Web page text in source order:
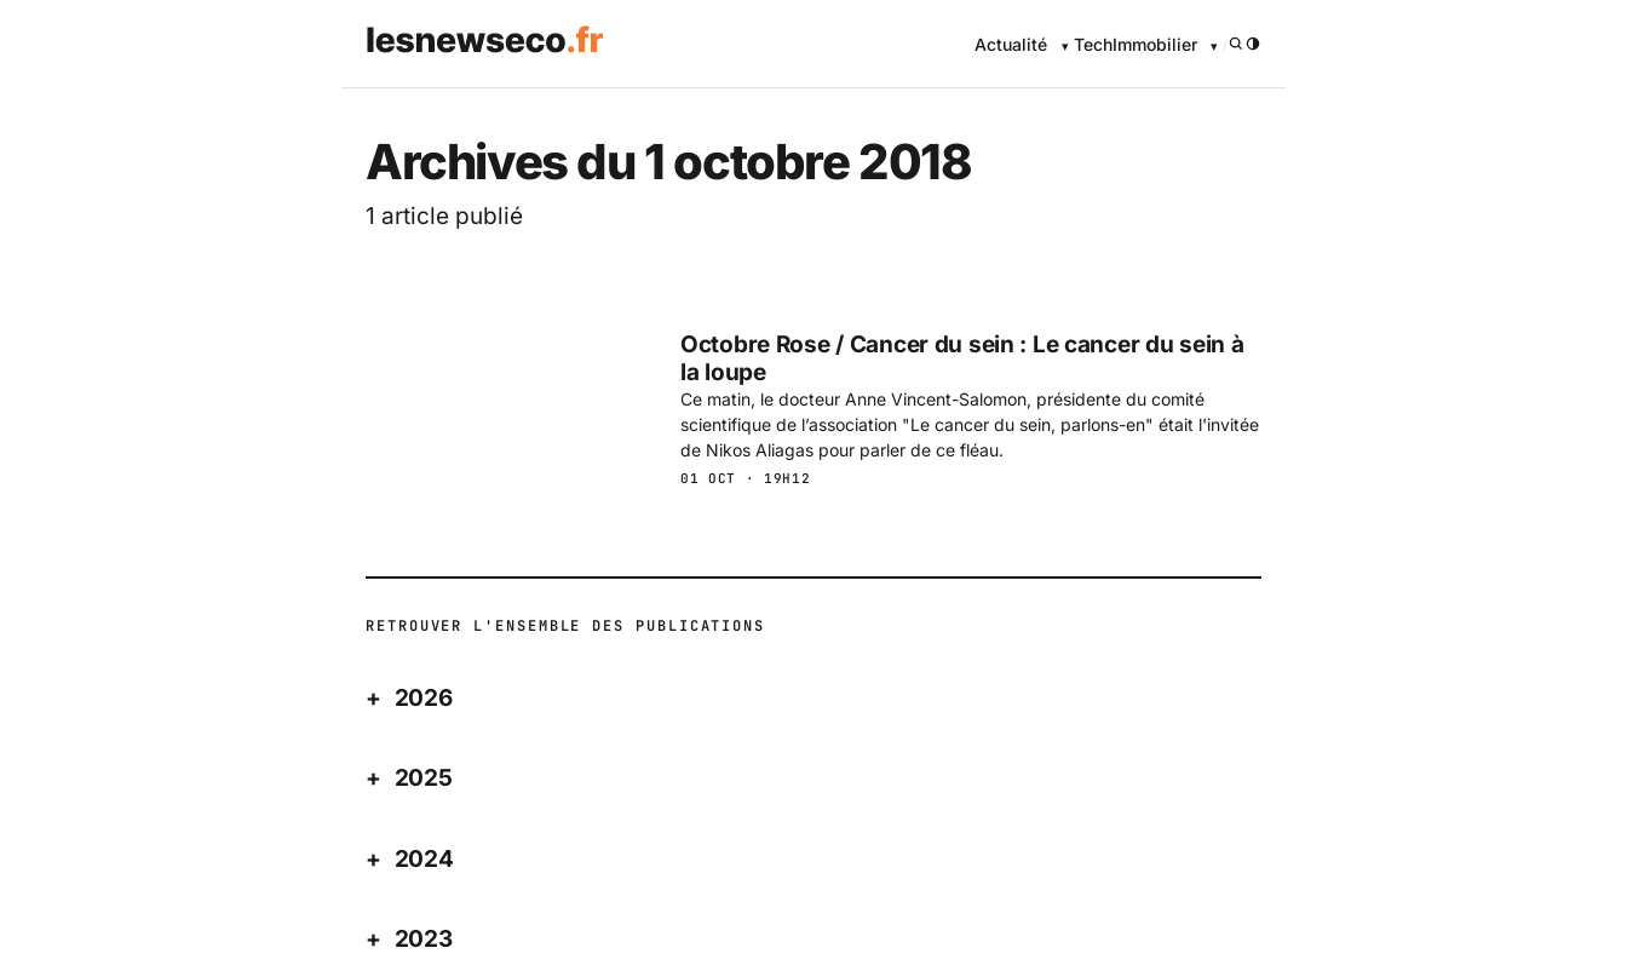
Actualité TechImmobilier /
Archives du 1 octobre 2018
1 article publié
Octobre Rose / Cancer du sein : Le cancer du sein à
la loupe
Ce matin, le docteur Anne Vincent-Salomon, présidente du comité
scientifique de l’association "Le cancer du sein, parlons-en" était l'invitée
de Nikos Aliagas pour parler de ce fléau.
01 OCT · 19H12
RETROUVER L'ENSEMBLE DES PUBLICATIONS
2026
2025
2024
2023